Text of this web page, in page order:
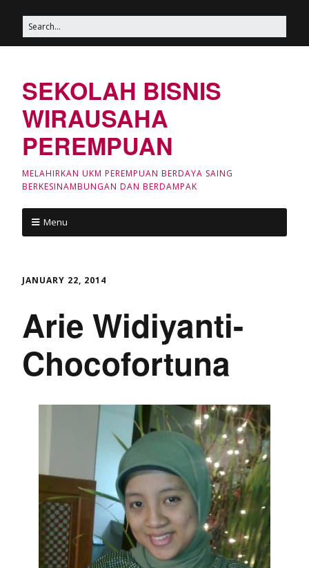
SEKOLAH BISNIS
WIRAUSAHA
PEREMPUAN
MELAHIRKAN UKM PEREMPUAN BERDAYA SAING
BERKESINAMBUNGAN DAN BERDAMPAK
Menu
JANUARY 22, 2014
Arie Widiyanti-
Chocofortuna